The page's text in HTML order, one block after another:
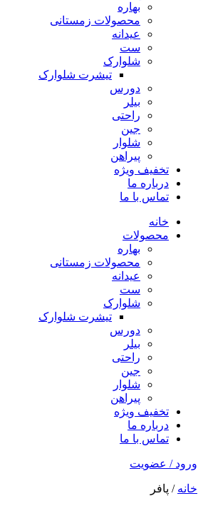
بهاره
محصولات زمستانی
عیدانه
ست
شلوارک
تیشرت شلوارک
دورس
بیلر
راحتی
جین
شلوار
پیراهن
تخفیف ویژه
درباره ما
تماس با ما
خانه
محصولات
بهاره
محصولات زمستانی
عیدانه
ست
شلوارک
تیشرت شلوارک
دورس
بیلر
راحتی
جین
شلوار
پیراهن
تخفیف ویژه
درباره ما
تماس با ما
ورود / عضویت
خانه / پافر